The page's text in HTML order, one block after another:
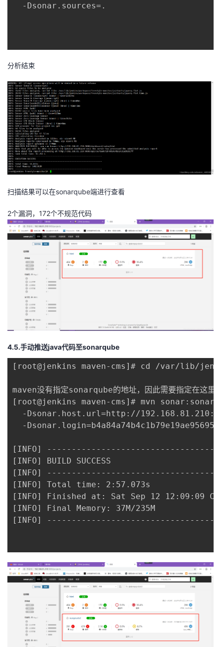
  -Dsonar.sources=.
分析结束
扫描结果可以在sonarqube端进行查看
2个漏洞，172个不规范代码
4.5.手动推送java代码至sonarqube
[root@jenkins maven-cms]# cd /var/lib/
maven没有指定sonarqube的地址，因此需要指定在这里
[root@jenkins maven-cms]# mvn sonar:sonar
-Dsonar.host.url=http://
-
[INFO]
[INFO] BUILD SUCCESS
[INFO]
[INFO] Total time: 2:57.073s
[INFO] Finished at: Sat Sep 12 12:09:09
[INFO] Final Memory: 37M/235M
[INFO]